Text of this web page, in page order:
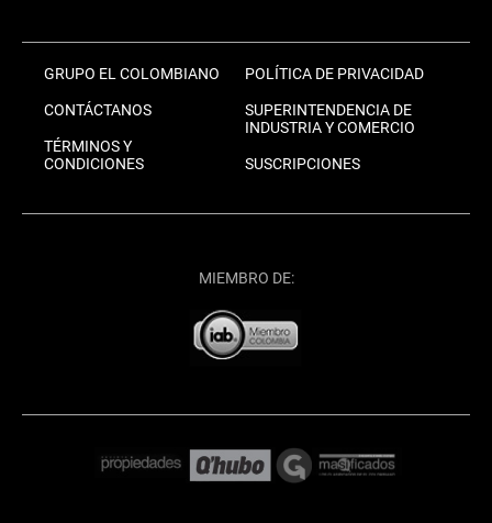
GRUPO EL COLOMBIANO
CONTÁCTANOS
TÉRMINOS Y
CONDICIONES
POLÍTICA DE PRIVACIDAD
SUPERINTENDENCIA DE
INDUSTRIA Y COMERCIO
SUSCRIPCIONES
MIEMBRO DE: